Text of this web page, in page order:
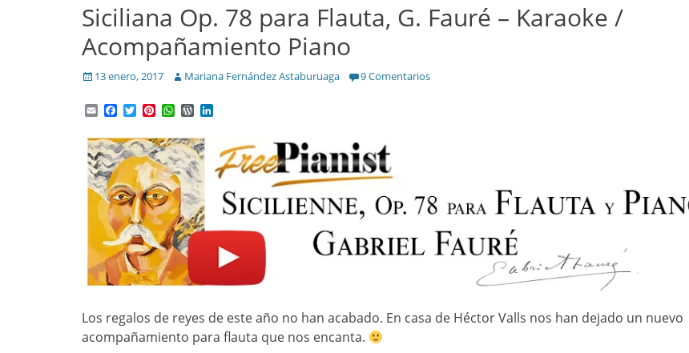
Siciliana Op. 78 para Flauta, G. Fauré – Karaoke /
Acompañamiento Piano
Posted
13 enero, 2017 Author
Mariana Fernández Astaburuaga 9 Comentarios
EmailFacebook
TwitterPinterest
WhatsApp
WordPress
Los regalos de reyes de este año no han acabado. En casa de Héctor Valls nos han dejado un nuevo
acompañamiento para flauta que nos encanta.